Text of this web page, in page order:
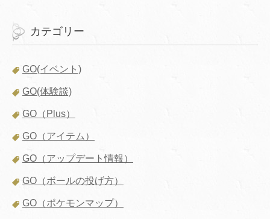
カテゴリー
GO(イベント)
GO(体験談)
GO（Plus）
GO（アイテム）
GO（アップデート情報）
GO（ボールの投げ方）
GO（ポケモンマップ）